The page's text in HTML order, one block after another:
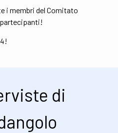
i membri del Comitato
di